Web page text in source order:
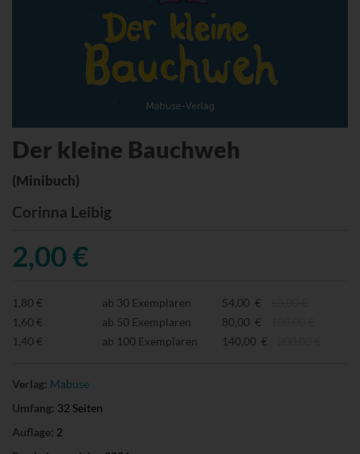
Der kleine Bauchweh
(Minibuch)
Corinna Leibig
2,00 €
1,80 € ab 30 Exemplaren 54,00 €
1,60 €
ab 50 Exemplaren 80,00 €
1,40 €
ab 100 Exemplaren 140,00 €
Verlag: Mabuse
Umfang: 32 Seiten
Auflage: 2